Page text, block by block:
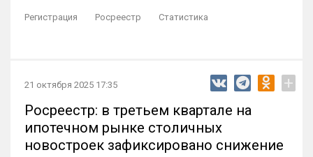
Регистрация Росреестр Статистика
21 октября 2025 17:35 +
Росреестр: в третьем квартале на
ипотечном рынке столичных
новостроек зафиксировано снижение